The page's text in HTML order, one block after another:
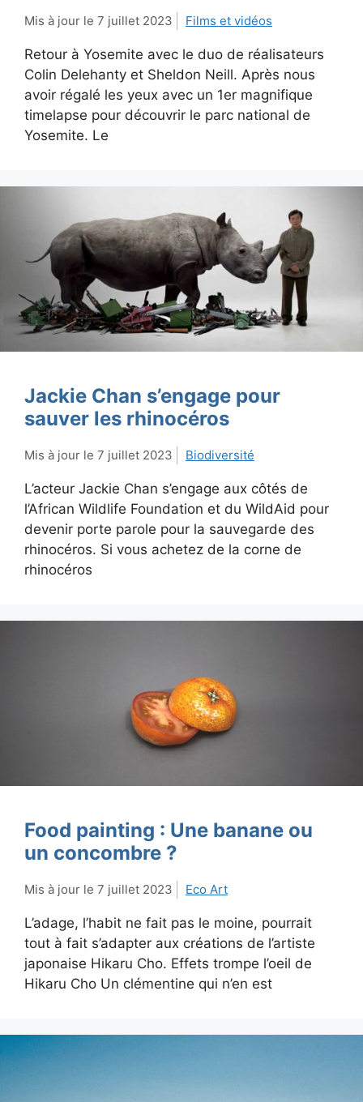
7 juillet 2023 Films et vidéos
Retour à Yosemite avec le duo de réalisateurs
Colin Delehanty et Sheldon Neill. Après nous
avoir régalé les yeux avec un 1er magnifique
timelapse pour découvrir le parc national de
Yosemite. Le
Jackie Chan s’engage pour
sauver les rhinocéros
7 juillet 2023 Biodiversité
L’acteur Jackie Chan s’engage aux côtés de
l’African Wildlife Foundation et du WildAid pour
devenir porte parole pour la sauvegarde des
rhinocéros. Si vous achetez de la corne de
rhinocéros
Food painting : Une banane ou
un concombre ?
7 juillet 2023 Eco Art
L’adage, l’habit ne fait pas le moine, pourrait
tout à fait s’adapter aux créations de l’artiste
japonaise Hikaru Cho. Effets trompe l’oeil de
Hikaru Cho Un clémentine qui n’en est